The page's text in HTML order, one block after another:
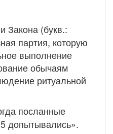
Закона (букв.:
партия, которую
выполнение
обычаям
ритуальной
посланные
допытывались».